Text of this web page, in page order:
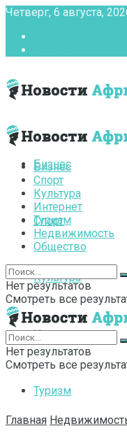
Четверг, 6 августа,
Бизнес
Спорт
Культура
Интернет
Туризм
Бизнес
Спорт
Культура
Интернет
Туризм
Недвижимость
Общество
Нет результатов
Смотреть все
Нет результатов
Смотреть все
Главная